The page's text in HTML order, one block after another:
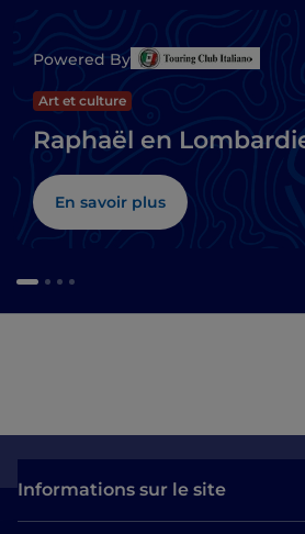
Powered By
Art et culture
Raphaël en
En savoir plus
Informations sur le site